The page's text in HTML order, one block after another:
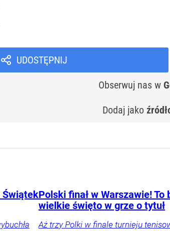
UDOSTĘPNIJ
Obserwuj nas w
Dodaj jako
ŚwiątekPolski finał w Warszawie! To
wielkie święto w grze o tytuł
Aż trzy Polki w finale turnieju